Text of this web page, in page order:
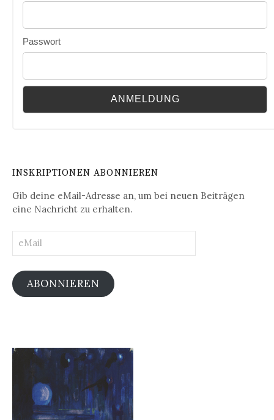
Passwort
INSKRIPTIONEN ABONNIEREN
Gib deine eMail-Adresse an, um bei neuen Beiträgen
eine Nachricht zu erhalten.
ABONNIEREN